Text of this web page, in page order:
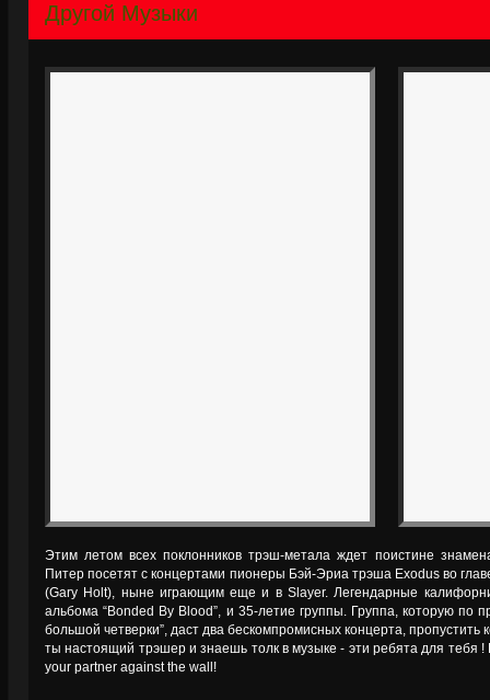
Другой Музыки
Этим летом всех поклонников трэш-метала ждет поистине
Питер посетят с концертами пионеры Бэй-Эриа трэша Exodus во
(Gary Holt), ныне играющим еще и в Slayer. Легендарные
альбома “Bonded By Blood”, и 35-летие группы. Группа, которую по
большой четверки”, даст два бескомпромисных концерта, пропустить
ты настоящий трэшер и знаешь толк в музыке - эти ребята для тебя
your partner against the wall!